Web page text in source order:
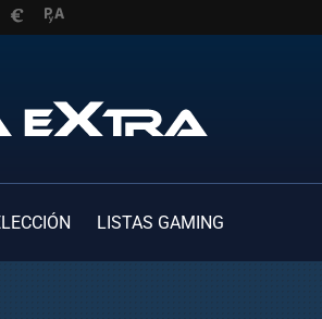
LISTAS GAMING